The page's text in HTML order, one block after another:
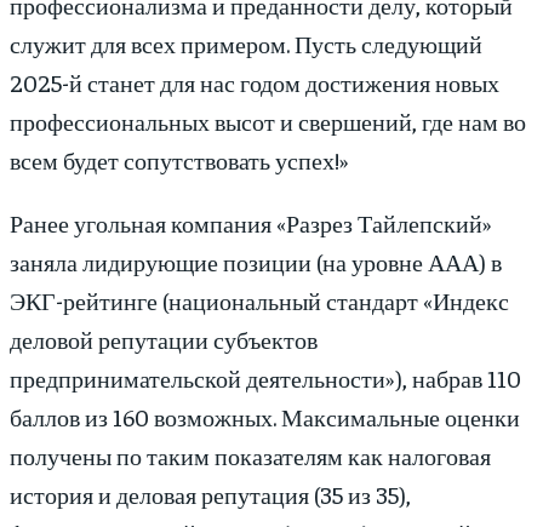
служит для всех примером. Пусть следующий
2025-й станет для нас годом достижения новых
профессиональных высот и свершений, где нам во
всем будет сопутствовать успех!»
Ранее угольная компания «Разрез Тайлепский»
заняла лидирующие позиции (на уровне ААА) в
ЭКГ-рейтинге (национальный стандарт «Индекс
деловой репутации субъектов
предпринимательской деятельности»), набрав 110
баллов из 160 возможных. Максимальные оценки
получены по таким показателям как налоговая
история и деловая репутация (35 из 35),